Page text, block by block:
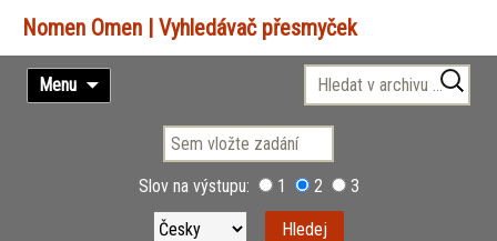
Vyhledávač přesmyček
Menu
Přejít
k
Vyhledávání
Slov na výstupu: 1 2 3